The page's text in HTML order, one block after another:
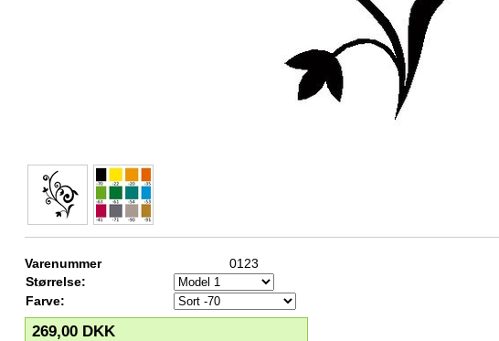
Varenummer
0123
Størrelse:
Farve:
269,00 DKK